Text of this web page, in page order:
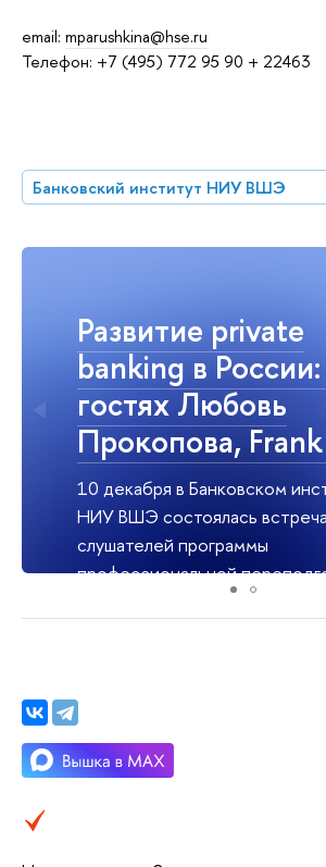
email: mparushkina@hse.ru
Телефон: +7 (495) 772 95 90 + 22463
Банковский институт НИУ ВШЭ
Развитие private
banking в России:
гостях Любовь
Прокопова,
10 декабря в Банковском
НИУ ВШЭ состоялась встреча
слушателей программы
профессиональной
«Частный банкир» с проектным